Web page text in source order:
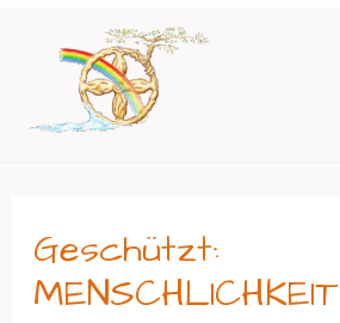
springen
Geschützt:
MENSCHLICHKEIT